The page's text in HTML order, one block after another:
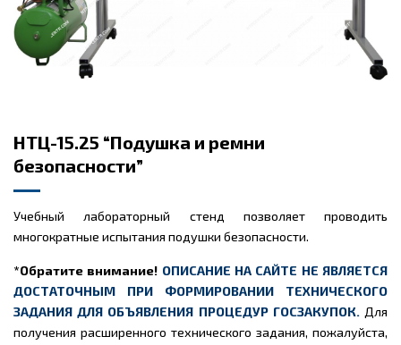
НТЦ-15.25 “Подушка и ремни
безопасности”
Учебный лабораторный стенд позволяет проводить
многократные испытания подушки безопасности.
*Обратите внимание! ОПИСАНИЕ НА САЙТЕ НЕ ЯВЛЯЕТСЯ
ДОСТАТОЧНЫМ ПРИ ФОРМИРОВАНИИ ТЕХНИЧЕСКОГО
ЗАДАНИЯ ДЛЯ ОБЪЯВЛЕНИЯ ПРОЦЕДУР ГОСЗАКУПОК. Для
получения расширенного технического задания, пожалуйста,